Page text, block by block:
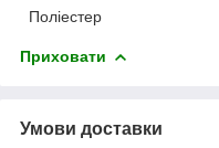
Поліестер
Приховати
Умови доставки